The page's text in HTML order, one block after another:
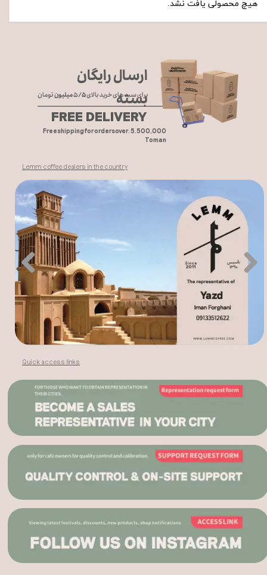
هیچ محصولی یافت نشد.
ارسال رایگان
بسته
برای سبد های خرید بالای ۵/۵ میلیون تومان
FREE DELIVERY
Free shipping for orders over. 5.500,000
Toman
Quick access links
Lemm coffee dealers in the country